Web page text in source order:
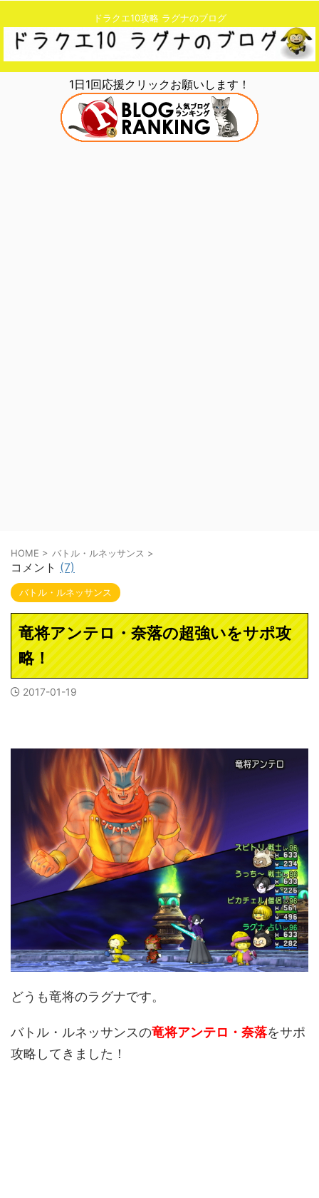
ドラクエ10攻略 ラグナのブログ
1日1回応援クリックお願いします！
HOME > バトル・ルネッサンス >
コメント (7)
バトル・ルネッサンス
竜将アンテロ・奈落の超強いをサポ攻
略！
2017-01-19
どうも竜将のラグナです。
バトル・ルネッサンスの竜将アンテロ・奈落をサポ
攻略してきました！